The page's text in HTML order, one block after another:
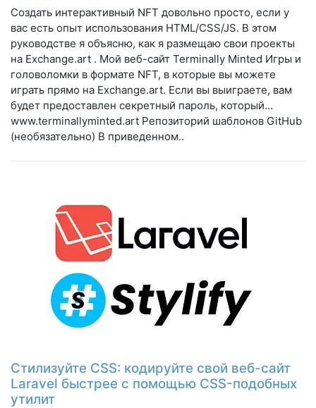
Создать интерактивный NFT довольно просто, если у
вас есть опыт использования HTML/CSS/JS. В этом
руководстве я объясню, как я размещаю свои проекты
на Exchange.art . Мой веб-сайт Terminally Minted Игры и
головоломки в формате NFT, в которые вы можете
играть прямо на Exchange.art. Если вы выиграете, вам
будет предоставлен секретный пароль, который…
www.terminallyminted.art Репозиторий шаблонов GitHub
(необязательно) В приведенном..
Стилизуйте CSS: кодируйте свой веб-сайт
Laravel быстрее с помощью CSS-подобных
утилит